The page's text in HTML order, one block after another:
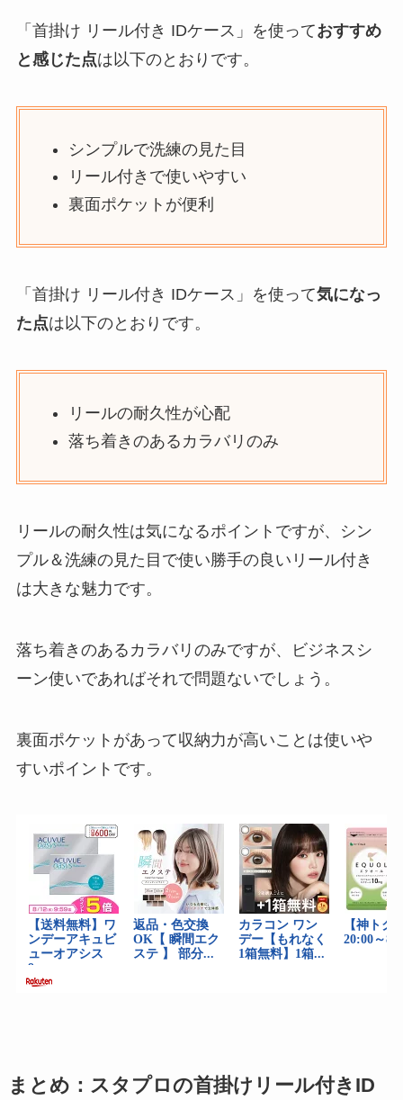
「首掛け リール付き IDケース」を使っておすすめ
と感じた点は以下のとおりです。
シンプルで洗練の見た目
リール付きで使いやすい
裏面ポケットが便利
「首掛け リール付き IDケース」を使って気になっ
た点は以下のとおりです。
リールの耐久性が心配
落ち着きのあるカラバリのみ
リールの耐久性は気になるポイントですが、シン
プル＆洗練の見た目で使い勝手の良いリール付き
は大きな魅力です。
落ち着きのあるカラバリのみですが、ビジネスシ
ーン使いであればそれで問題ないでしょう。
裏面ポケットがあって収納力が高いことは使いや
すいポイントです。
まとめ：スタプロの首掛けリール付きID